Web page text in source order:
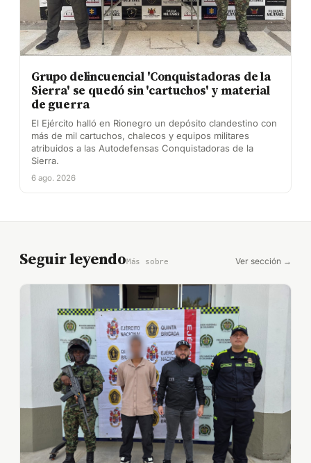
Grupo delincuencial 'Conquistadoras de la
Sierra' se quedó sin 'cartuchos' y material
de guerra
El Ejército halló en Rionegro un depósito clandestino con
más de mil cartuchos, chalecos y equipos militares
atribuidos a las Autodefensas Conquistadoras de la
Sierra.
6 ago. 2026
Seguir leyendoMás sobre Ver sección →